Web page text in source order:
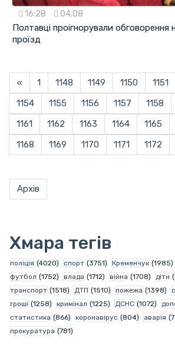
16:28 04.08
Полтавці проігнорували обговорення
проїзд
« 1 1148 1149 1150 1151
1154
1155 1156 1157 1158
1161
1162 1163 1164 1165
1168
1169 1170 1171 1172
Архів
Хмара тегів
поліція (4020) спорт (3751) Кременчук (1985)
футбол (1752) влада (1712) війна (1708) діти
транспорт (1518) ДТП (1510) пожежа (1398)
гроші (1258) кримінал (1225) ДСНС (1072)
статистика (866) коронавірус (804) аварія
прокуратура (781)